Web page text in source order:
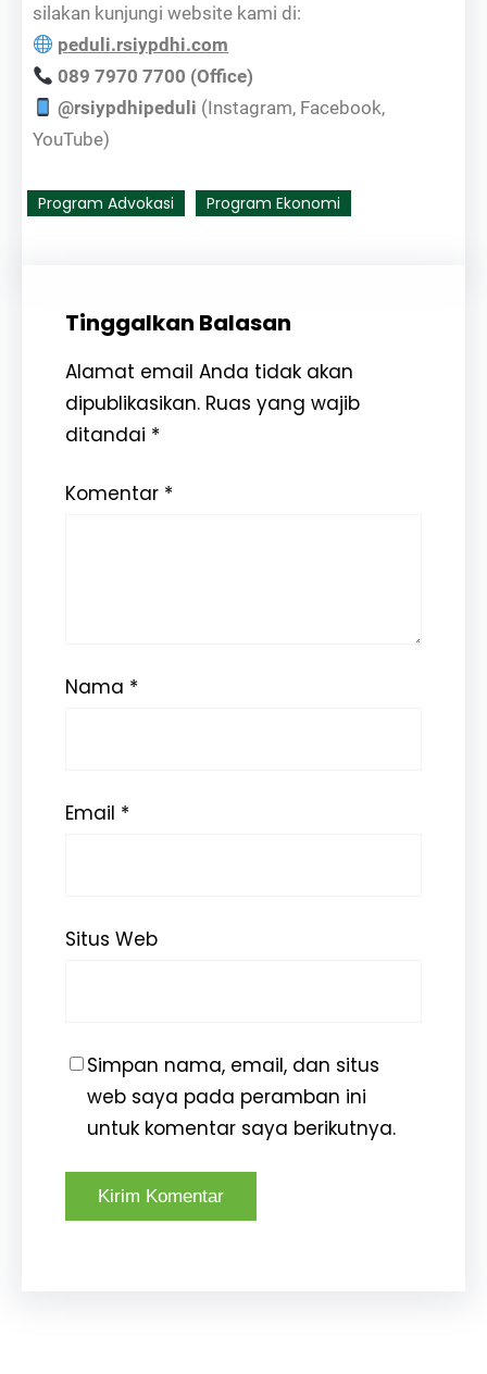
silakan kunjungi website kami di:
peduli.rsiypdhi.com
089 7970 7700 (Office)
@rsiypdhipeduli (Instagram, Facebook,
YouTube)
Program Advokasi Program Ekonomi
Tinggalkan Balasan
Alamat email Anda tidak akan
dipublikasikan. Ruas yang wajib
ditandai *
Komentar *
Nama *
Email *
Situs Web
Simpan nama, email, dan situs
web saya pada peramban ini
untuk komentar saya berikutnya.